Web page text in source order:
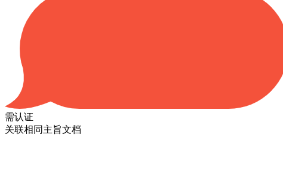
需认证
关联相同主旨文档